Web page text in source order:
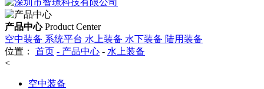
产品中心 Product Center
空中装备 系统平台 水上装备 水下装备 陆用装备
位置：
首页 - 产品中心 - 水上装备
<
空中装备